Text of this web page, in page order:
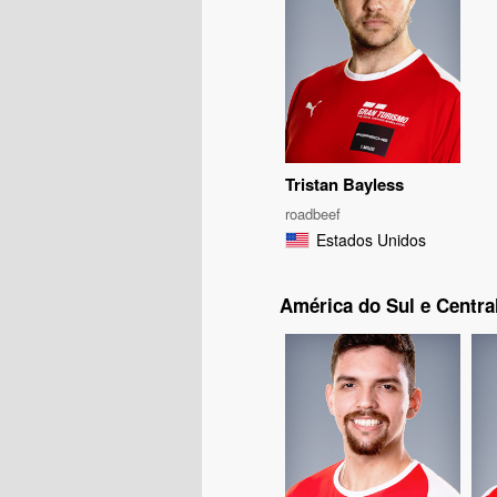
Tristan Bayless
roadbeef
Estados Unidos
América do Sul e